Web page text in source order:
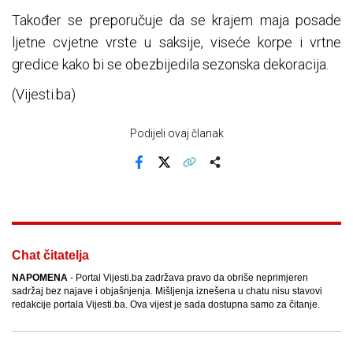
Također se preporučuje da se krajem maja posade
ljetne cvjetne vrste u saksije, viseće korpe i vrtne
gredice kako bi se obezbijedila sezonska dekoracija.
(Vijesti.ba)
Podijeli ovaj članak
Chat čitatelja
NAPOMENA - Portal Vijesti.ba zadržava pravo da obriše neprimjeren
sadržaj bez najave i objašnjenja. Mišljenja iznešena u chatu nisu stavovi
redakcije portala Vijesti.ba. Ova vijest je sada dostupna samo za čitanje.